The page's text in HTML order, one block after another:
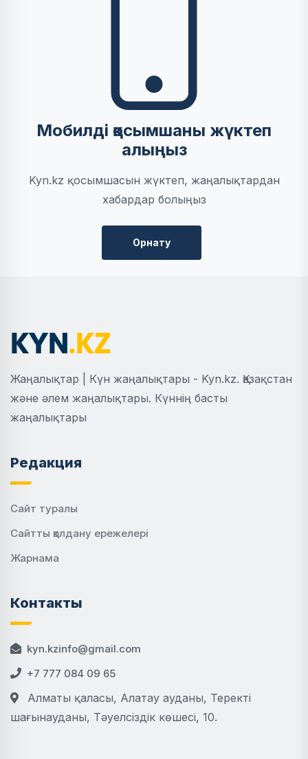
Мобилді қосымшаны жүктеп
алыңыз
Kyn.kz қосымшасын жүктеп, жаңалықтардан
хабардар болыңыз
Орнату
Жаңалықтар | Күн жаңалықтары - Kyn.kz. Қазақстан
және әлем жаңалықтары. Күннің басты
жаңалықтары
Редакция
Сайт туралы
Сайтты қолдану ережелері
Жарнама
Контакты
kyn.kzinfo@gmail.com
+7 777 084 09 65
Алматы қаласы, Алатау ауданы, Теректі
шағынауданы, Тәуелсіздік көшесі, 10.